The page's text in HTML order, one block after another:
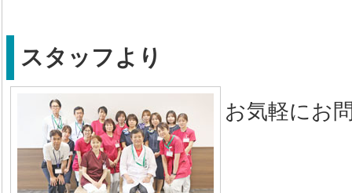
スタッフより
お気軽にお